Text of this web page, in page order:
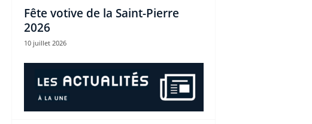
Fête votive de la Saint-Pierre
2026
10 juillet 2026